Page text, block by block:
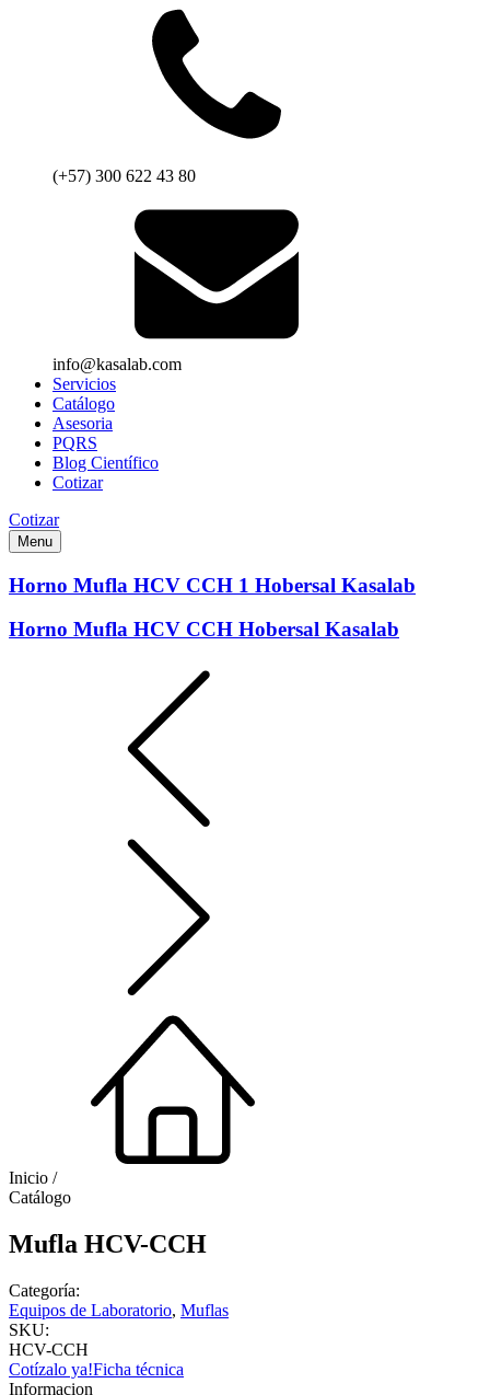
(+57) 300 622 43 80
info@kasalab.com
Servicios
Catálogo
Asesoria
PQRS
Blog Científico
Cotizar
Cotizar
Menu
Horno Mufla HCV CCH 1 Hobersal Kasalab
Horno Mufla HCV CCH Hobersal Kasalab
Inicio /
Catálogo
Mufla HCV-CCH
Categoría:
Equipos de Laboratorio, Muflas
SKU:
HCV-CCH
Cotízalo ya!Ficha técnica
Informacion